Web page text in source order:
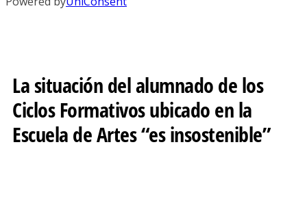
La situación del alumnado de los
Ciclos Formativos ubicado en la
Escuela de Artes “es insostenible”